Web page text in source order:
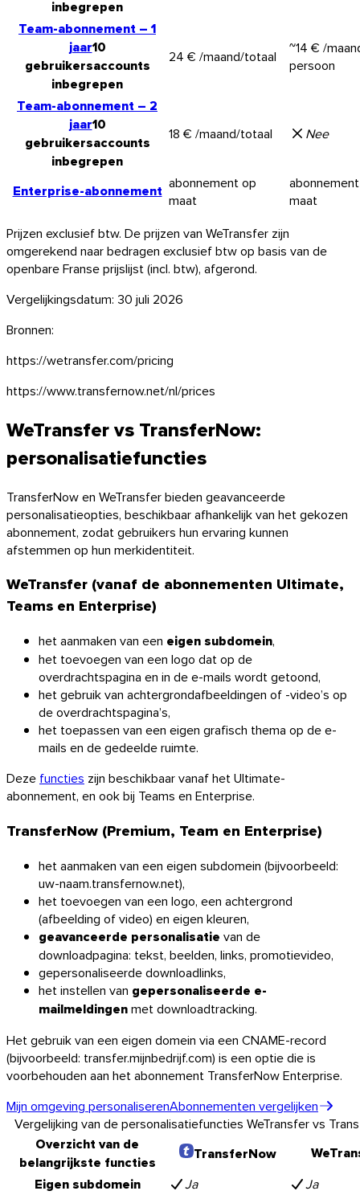
inbegrepen
Team-abonnement –1
jaar10
gebruikersaccounts
inbegrepen
24 € /maand/totaal ~14 € /
persoon
Team-abonnement – 2
jaar10
gebruikersaccounts
inbegrepen
18 € /maand/totaal Nee
Enterprise-abonnement abonnement op
maat
maat
Prijzen exclusief btw. De prijzen van WeTransfer zijn
omgerekend naar bedragen exclusief btw op basis van de
openbare Franse prijslijst (incl. btw), afgerond.
Vergelijkingsdatum: 30 juli 2026
Bronnen:
https://wetransfer.com/pricing
https://www.transfernow.net/nl/prices
WeTransfer vs TransferNow:
personalisatiefuncties
TransferNow en WeTransfer bieden geavanceerde
personalisatieopties, beschikbaar afhankelijk van het gekozen
abonnement, zodat gebruikers hun ervaring kunnen
afstemmen op hun merkidentiteit.
WeTransfer (vanaf de abonnementen Ultimate,
Teams en Enterprise)
het aanmaken van een eigen subdomein,
het toevoegen van een logo dat op de
overdrachtspagina en in de e-mails wordt getoond,
het gebruik van achtergrondafbeeldingen of -video’s op
de overdrachtspagina’s,
het toepassen van een eigen grafisch thema op de e-
mails en de gedeelde ruimte.
Deze functies zijn beschikbaar vanaf het Ultimate-
abonnement, en ook bij Teams en Enterprise.
TransferNow (Premium, Team en Enterprise)
het aanmaken van een eigen subdomein (bijvoorbeeld:
uw-naam.transfernow.net),
het toevoegen van een logo, een achtergrond
(afbeelding of video) en eigen kleuren,
geavanceerde personalisatie van de
downloadpagina: tekst, beelden, links, promotievideo,
gepersonaliseerde downloadlinks,
het instellen van gepersonaliseerde e-
mailmeldingenmet downloadtracking.
Het gebruik van een eigen domein via een CNAME-record
(bijvoorbeeld: transfer.mijnbedrijf.com) is een optie die is
voorbehouden aan het abonnement TransferNow Enterprise.
Mijn omgeving personaliserenAbonnementen vergelijken
Vergelijking van de personalisatiefuncties WeTransfer vs
Overzicht van de
belangrijkste functies
TransferNow
Eigen subdomein
Ja Ja